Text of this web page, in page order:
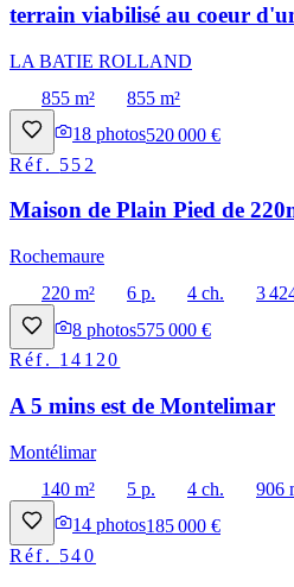
terrain viabilisé au coeur
LA BATIE ROLLAND
855 m²
855 m²
18 photos520 000 €
Réf. 552
Maison de Plain Pied de
Rochemaure
220 m²
6 p. 4 ch.
3
8 photos575 000 €
Réf. 14120
A 5 mins est de Montelimar
Montélimar
140 m²
5 p. 4 ch.
906
14 photos185 000 €
Réf. 540